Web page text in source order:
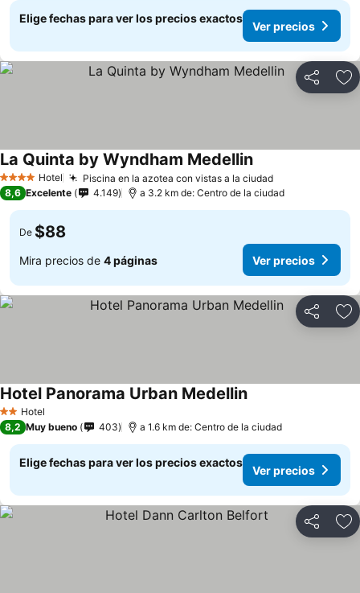
Elige fechas para ver los precios exactos
Ver precios
Compartir
4 EstrellasHotel Piscina en la azotea con vistas a la ciudad
La Quinta by Wyndham Medellin
8,6 Excelente 4.149 a 3.2 km de: Centro de la ciudad
De $88
Mira precios de 4 páginas Ver precios
Compartir
2 Estrellas
Hotel
Hotel Panorama Urban Medellin
8,2 Muy bueno 403 a 1.6 km de: Centro de la ciudad
Elige fechas para ver los precios exactos
Ver precios
Compartir